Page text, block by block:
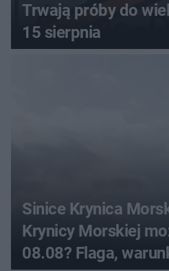
Trwają próby do
15 sierpnia
Sinice Krynica
Krynicy Morskiej
08.08? Flaga,